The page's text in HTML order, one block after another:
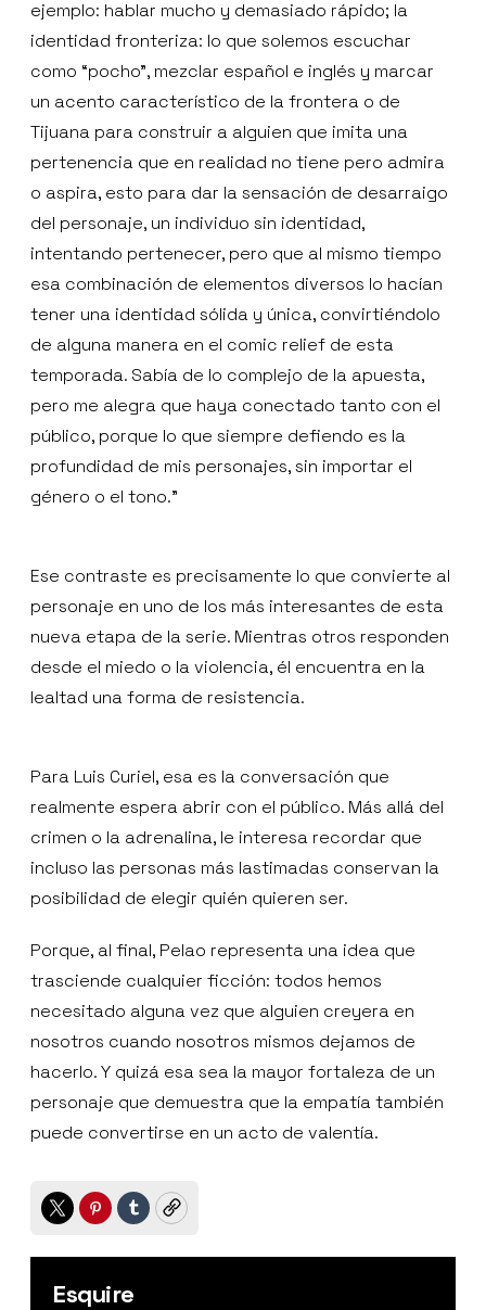
ejemplo: hablar mucho y demasiado rápido; la
identidad fronteriza: lo que solemos escuchar
como “pocho”, mezclar español e inglés y marcar
un acento característico de la frontera o de
Tijuana para construir a alguien que imita una
pertenencia que en realidad no tiene pero admira
o aspira, esto para dar la sensación de desarraigo
del personaje, un individuo sin identidad,
intentando pertenecer, pero que al mismo tiempo
esa combinación de elementos diversos lo hacían
tener una identidad sólida y única, convirtiéndolo
de alguna manera en el comic relief de esta
temporada. Sabía de lo complejo de la apuesta,
pero me alegra que haya conectado tanto con el
público, porque lo que siempre defiendo es la
profundidad de mis personajes, sin importar el
género o el tono.”
Ese contraste es precisamente lo que convierte al
personaje en uno de los más interesantes de esta
nueva etapa de la serie. Mientras otros responden
desde el miedo o la violencia, él encuentra en la
lealtad una forma de resistencia.
Para Luis Curiel, esa es la conversación que
realmente espera abrir con el público. Más allá del
crimen o la adrenalina, le interesa recordar que
incluso las personas más lastimadas conservan la
posibilidad de elegir quién quieren ser.
Porque, al final, Pelao representa una idea que
trasciende cualquier ficción: todos hemos
necesitado alguna vez que alguien creyera en
nosotros cuando nosotros mismos dejamos de
hacerlo. Y quizá esa sea la mayor fortaleza de un
personaje que demuestra que la empatía también
puede convertirse en un acto de valentía.
TwitterPinterest
TumblrCopy
Esquire